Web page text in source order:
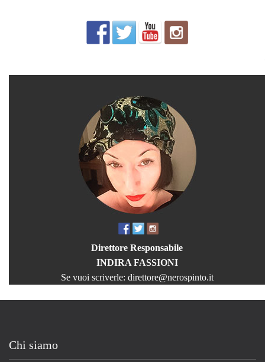
Direttore Responsabile
INDIRA FASSIONI
Se vuoi scriverle: direttore@nerospinto.it
Chi siamo